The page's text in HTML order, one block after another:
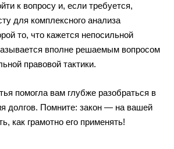
к вопросу и, если требуется,
для комплексного анализа
то, что кажется непосильной
вполне решаемым вопросом
правовой тактики.
помогла вам глубже разобраться в
долгов. Помните: закон — на вашей
как грамотно его применять!